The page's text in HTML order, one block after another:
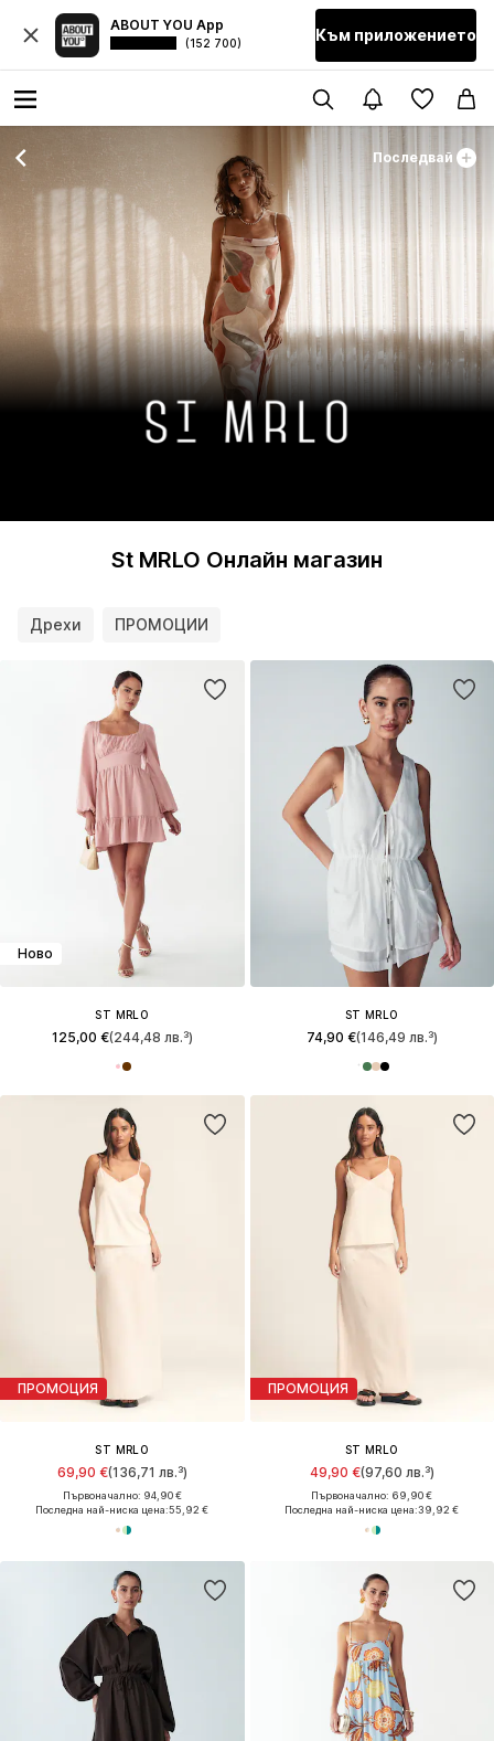
ABOUT YOU App
(152 700) Към приложението
Последвай
St MRLO Онлайн магазин
Дрехи ПРОМОЦИИ
Ново
ST MRLO
125,00 €(244,48 лв.³)
ST MRLO
74,90 €(146,49 лв.³)
ПРОМОЦИЯ
ST MRLO
69,90 €(136,71 лв.³)
Първоначално: 94,90 €
Последна най-ниска цена:55,92 €
ПРОМОЦИЯ
ST MRLO
49,90 €(97,60 лв.³)
Първоначално: 69,90 €
Последна най-ниска цена:39,92 €